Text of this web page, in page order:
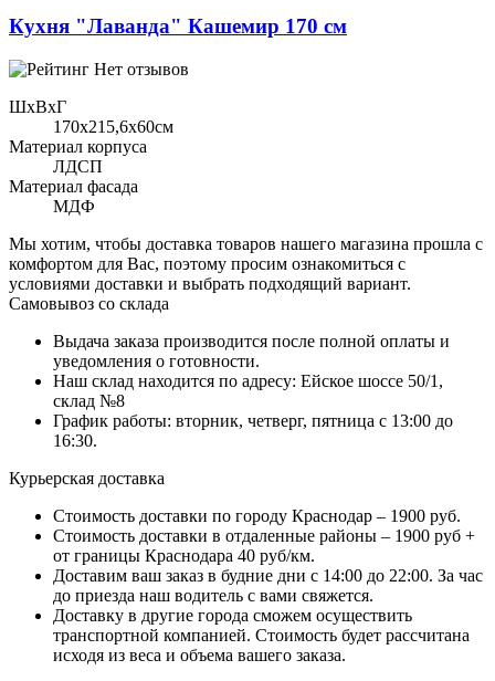
Кухня "Лаванда" Кашемир 170 см
Нет отзывов
ШхВхГ
170x215,6х60см
Материал корпуса
ЛДСП
Материал фасада
МДФ
Мы хотим, чтобы доставка товаров нашего магазина прошла с
комфортом для Вас, поэтому просим ознакомиться с
условиями доставки и выбрать подходящий вариант.
Самовывоз со склада
Выдача заказа производится после полной оплаты и
уведомления о готовности.
Наш склад находится по адресу: Ейское шоссе 50/1,
склад №8
График работы: вторник, четверг, пятница с 13:00 до
16:30.
Курьерская доставка
Стоимость доставки по городу Краснодар – 1900 руб.
Стоимость доставки в отдаленные районы – 1900 руб +
от границы Краснодара 40 руб/км.
Доставим ваш заказ в будние дни с 14:00 до 22:00. За час
до приезда наш водитель с вами свяжется.
Доставку в другие города сможем осуществить
транспортной компанией. Стоимость будет рассчитана
исходя из веса и объема вашего заказа.